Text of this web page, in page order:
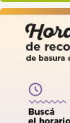
quilmes